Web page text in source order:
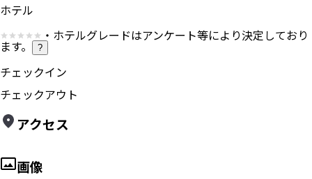
ホテル
・ホテルグレードはアンケート等により決定しており
ます。 ?
チェックイン
チェックアウト
アクセス
画像